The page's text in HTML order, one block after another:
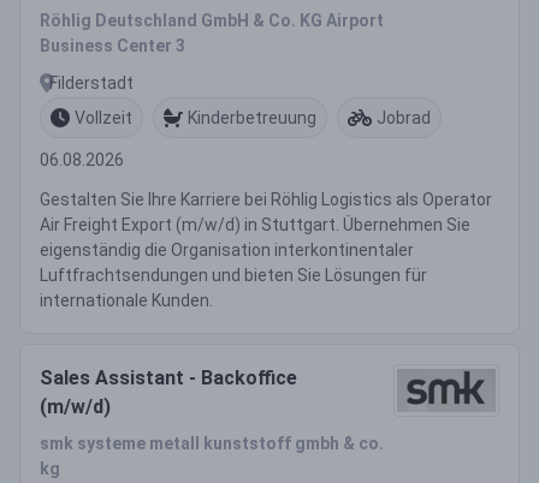
Röhlig Deutschland GmbH & Co. KG Airport
Business Center 3
Filderstadt
Vollzeit
Kinderbetreuung Jobrad
06.08.2026
Gestalten Sie Ihre Karriere bei Röhlig Logistics als Operator
Air Freight Export (m/w/d) in Stuttgart. Übernehmen Sie
eigenständig die Organisation interkontinentaler
Luftfrachtsendungen und bieten Sie Lösungen für
internationale Kunden.
Sales Assistant - Backoffice
(m/w/d)
smk systeme metall kunststoff gmbh & co.
kg